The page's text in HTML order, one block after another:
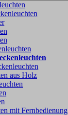
aus Holz
mit Fernbedienung